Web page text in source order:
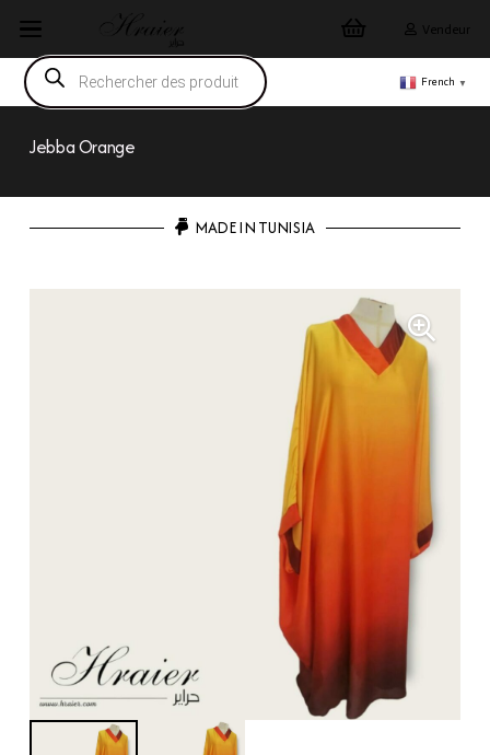
Vendeur
Recherche
de
produits
French ▼
Jebba Orange
MADE IN TUNISIA